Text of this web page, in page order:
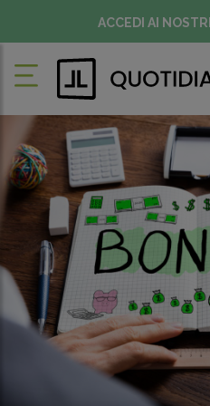
ACCEDI AI